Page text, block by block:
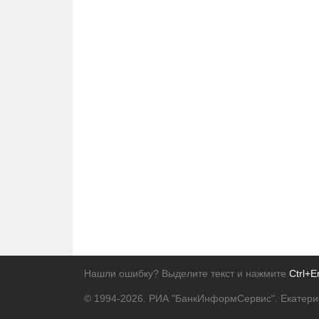
Нашли ошибку? Выделите текст и нажмите
© 1994-2026. РИА "БанкИнформСервис".